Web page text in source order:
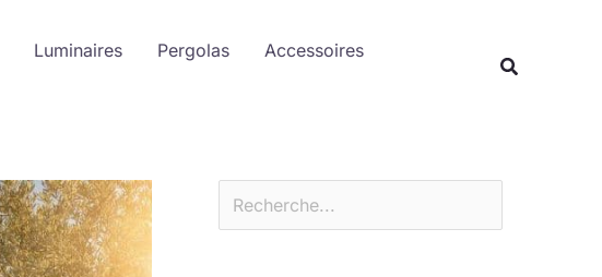
Luminaires Pergolas
Accessoires